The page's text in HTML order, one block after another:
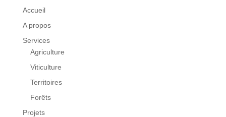
Accueil
A propos
Services
Agriculture
Viticulture
Territoires
Forêts
Projets